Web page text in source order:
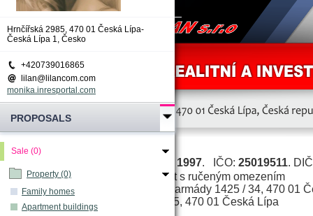
Hrnčířská 2985, 470 01 Česká Lípa-
Česká Lípa 1, Česko
+420739016865
lilan@lilancom.com
monika.inresportal.com
PROPOSALS
Sale (0)
Property (0)
Family homes
Apartment buildings
28 dubna 1997. IČO: 25019511.
Právní forma: Společnost s ručeným omezením
Sídlo: Československé armády 1425 / 34, 470 01
Kancelář: Hrnčířská 2985, 470 01 Česká Lípa